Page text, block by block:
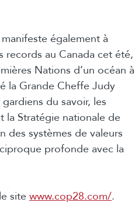
également à
records au Canada cet été,
Nations d’un océan à
la Grande Cheffe Judy
du savoir, les
la Stratégie nationale de
des systèmes de valeurs
profonde avec la
sitewww.cop28.com/.